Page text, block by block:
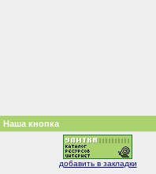
Наша кнопка
добавить в закладки